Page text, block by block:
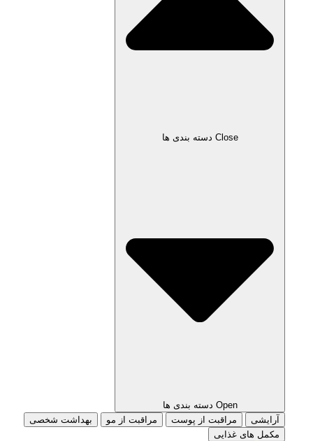
Close دسته بندی ها
Open دسته بندی ها
آرایشی
مراقبت از پوست مراقبت از مو
بهداشت شخصی
مکمل های غذایی